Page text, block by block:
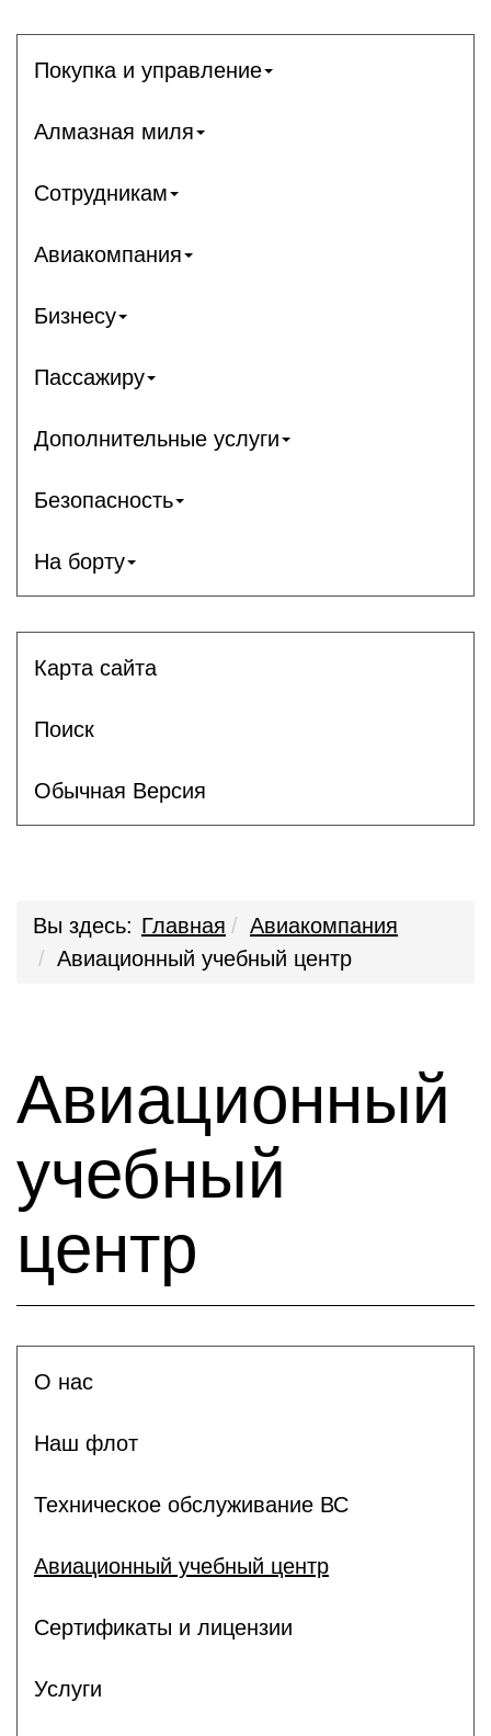
Покупка и управление
Алмазная миля
Сотрудникам
Авиакомпания
Бизнесу
Пассажиру
Дополнительные услуги
Безопасность
На борту
Карта сайта
Поиск
Обычная Версия
Вы здесь: Главная
Авиакомпания
Авиационный учебный центр
Авиационный
учебный
центр
О нас
Наш флот
Техническое обслуживание ВС
Авиационный учебный центр
Сертификаты и лицензии
Услуги